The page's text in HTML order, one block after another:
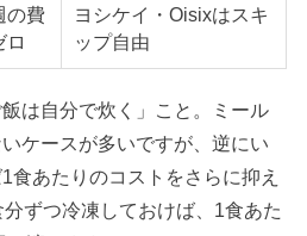
の費
ロ
ヨシケイ・Oisixはスキ
ップ自由
は自分で炊く」こと。ミール
ケースが多いですが、逆にい
食あたりのコストをさらに抑え
ずつ冷凍しておけば、1食あた